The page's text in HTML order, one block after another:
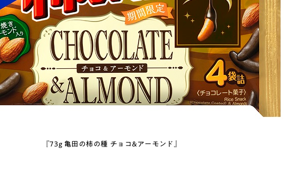
『73g 亀田の柿の種 チョコ&アーモンド』